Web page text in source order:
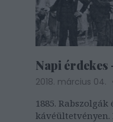
Napi érdekes
2018. március 04.
1885.
kávéültetvényen.